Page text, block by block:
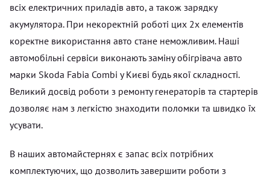
всіх електричних приладів авто, а також зарядку
акумулятора. При некоректній роботі цих 2х елементів
коректне використання авто стане неможливим. Наші
автомобільні сервіси виконають заміну обігрівача авто
марки Skoda Fabia Combi у Києві будь якої складності.
Великий досвід роботи з ремонту генераторів та стартерів
дозволяє нам з легкістю знаходити поломки та швидко їх
усувати.
В наших автомайстернях є запас всіх потрібних
комплектуючих, що дозволить завершити роботи з